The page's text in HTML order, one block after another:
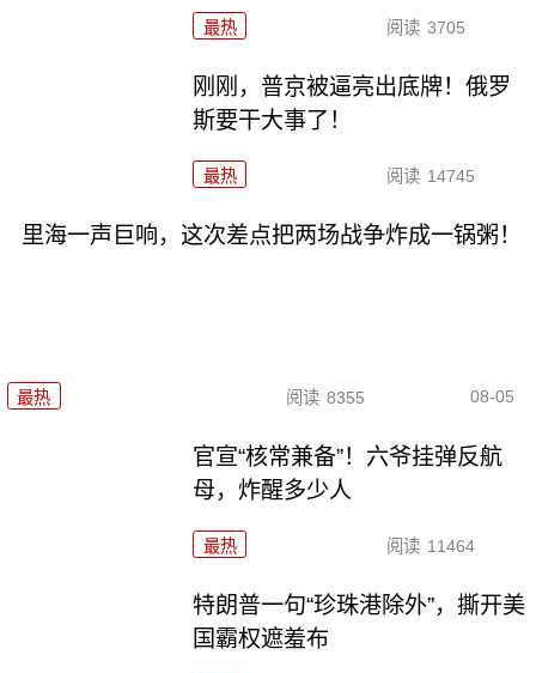
最热 阅读 3705
刚刚，普京被逼亮出底牌！俄罗
斯要干大事了！
最热 阅读 14745
里海一声巨响，这次差点把两场战争炸成一锅粥！
最热 阅读 8355 08-05
官宣“核常兼备”！六爷挂弹反航
母，炸醒多少人
最热 阅读 11464
特朗普一句“珍珠港除外”，撕开美
国霸权遮羞布